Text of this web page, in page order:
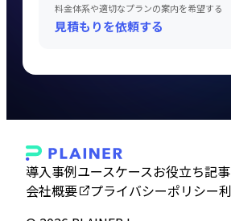
料金体系や適切なプランの案内を希望する
見積もりを依頼する
導入事例ユースケースお役立ち記事
会社概要
プライバシーポリシー